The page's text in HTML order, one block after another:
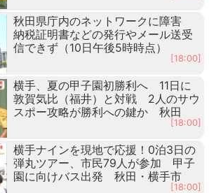
秋田県庁内のネットワークに障害
納税証明書などの発行やメール送受
信できず（10日午後5時時点）
[18:00]
横手、夏の甲子園初勝利へ 11日に
敦賀気比（福井）と対戦 2人のサウ
スポー攻略が勝利への鍵か 秋田
[18:00]
横手ナインを現地で応援！0泊3日の
弾丸ツアー、市民79人が参加 甲子
園に向けバス出発 秋田・横手市
[18:00]